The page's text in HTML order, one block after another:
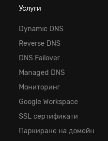
Услуги
Dynamic DNS
Reverse DNS
DNS Failover
Managed DNS
Мониторинг
Google Workspace
SSL сертификати
Паркиране на домейн